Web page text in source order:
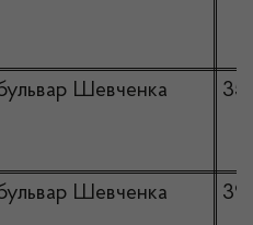
Шевченка
Шевченка